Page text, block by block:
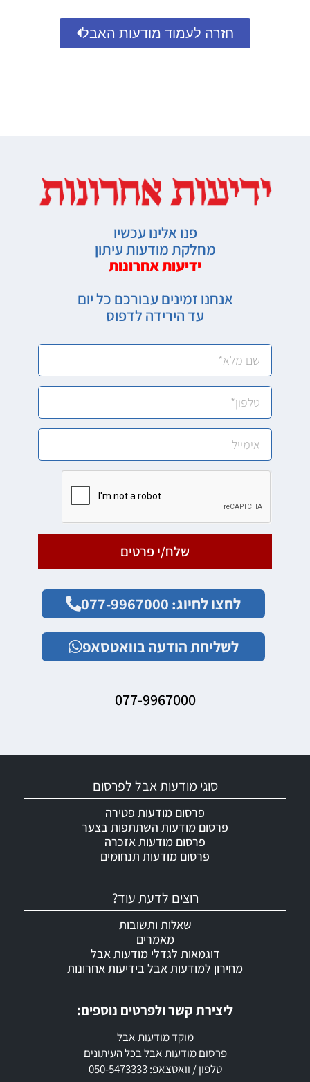
חזרה לעמוד מודעות האבל
פנו אלינו עכשיו
מחלקת מודעות עיתון
ידיעות אחרונות
אנחנו זמינים עבורכם כל יום
עד הירידה לדפוס
שלח/י פרטים
לחצו לחיוג: 077-9967000
לשליחת הודעה בוואטסאפ
077-9967000
ליצירת קשר ולפרטים נוספים:
מוקד מודעות אבל
פרסום מודעות אבל בכל העיתונים
טלפון / וואטצאפ: 050-5473333
רוצים לדעת עוד?
שאלות ותשובות
מאמרים
דוגמאות לגדלי מודעות אבל
מחירון למודעות אבל בידיעות אחרונות
סוגי מודעות אבל לפרסום
פרסום מודעות פטירה
פרסום מודעות השתתפות בצער
פרסום מודעות אזכרה
פרסום מודעות תנחומים